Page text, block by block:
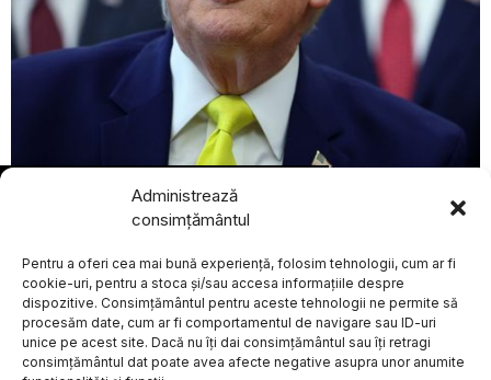
Administrează
consimțământul
Pentru a oferi cea mai bună experiență, folosim tehnologii, cum ar fi
cookie-uri, pentru a stoca și/sau accesa informațiile despre
dispozitive. Consimțământul pentru aceste tehnologii ne permite să
procesăm date, cum ar fi comportamentul de navigare sau ID-uri
unice pe acest site. Dacă nu îți dai consimțământul sau îți retragi
consimțământul dat poate avea afecte negative asupra unor anumite
Donald Trump și-a exprimat sprijinul pentru
vicepreședintele JD Vance în alegerile prezidențiale din
EXTERNE
Despre Politica de Confidențialitate Termeni și Conditii
Contact
Cookies
Donald Trump
avertizează asupra
militare în cazul în
care Iranul minează
strâmtoarea Ormuz
Președintele american
Donald Trump a emis
marți un avertisment
referitor